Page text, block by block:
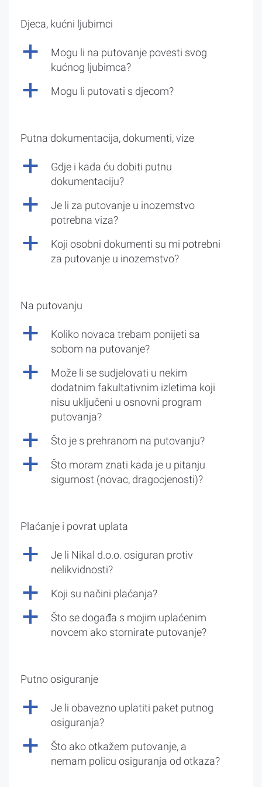
Djeca, kućni ljubimci
a
Mogu li na putovanje povesti svog
kućnog ljubimca?
a Mogu li putovati s djecom?
Putna dokumentacija, dokumenti, vize
a
Gdje i kada ću dobiti putnu
dokumentaciju?
a
Je li za putovanje u inozemstvo
potrebna viza?
a
Koji osobni dokumenti su mi potrebni
za putovanje u inozemstvo?
Na putovanju
a
Koliko novaca trebam ponijeti sa
sobom na putovanje?
a
Može li se sudjelovati u nekim
dodatnim fakultativnim izletima koji
nisu uključeni u osnovni program
putovanja?
a Što je s prehranom na putovanju?
a
Što moram znati kada je u pitanju
sigurnost (novac, dragocjenosti)?
Plaćanje i povrat uplata
a
Je li Nikal d.o.o. osiguran protiv
nelikvidnosti?
a Koji su načini plaćanja?
a
Što se događa s mojim uplaćenim
novcem ako stornirate putovanje?
Putno osiguranje
a
Je li obavezno uplatiti paket putnog
osiguranja?
a
Što ako otkažem putovanje, a
nemam policu osiguranja od otkaza?